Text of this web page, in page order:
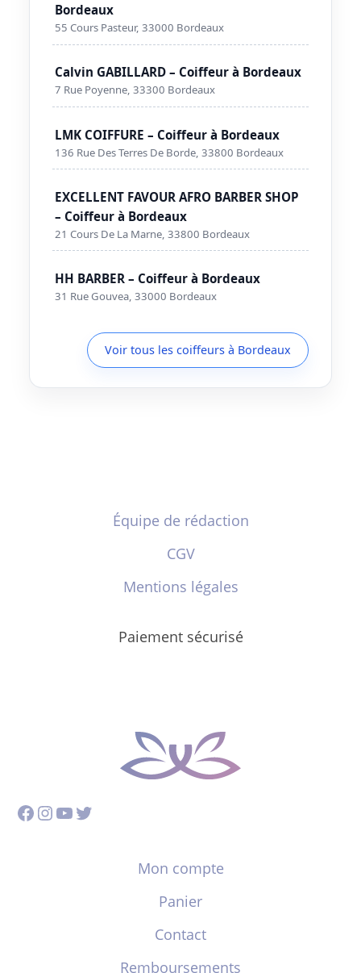
Bordeaux
55 Cours Pasteur, 33000 Bordeaux
Calvin GABILLARD – Coiffeur à Bordeaux
7 Rue Poyenne, 33300 Bordeaux
LMK COIFFURE – Coiffeur à Bordeaux
136 Rue Des Terres De Borde, 33800 Bordeaux
EXCELLENT FAVOUR AFRO BARBER SHOP
– Coiffeur à Bordeaux
21 Cours De La Marne, 33800 Bordeaux
HH BARBER – Coiffeur à Bordeaux
31 Rue Gouvea, 33000 Bordeaux
Voir tous les coiffeurs à Bordeaux
Équipe de rédaction
CGV
Mentions légales
Paiement sécurisé
Facebook
Instagram
YouTube
Twitter
Mon compte
Panier
Contact
Remboursements